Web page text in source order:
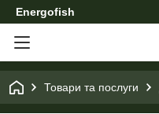
Energofish
Товари та послуги